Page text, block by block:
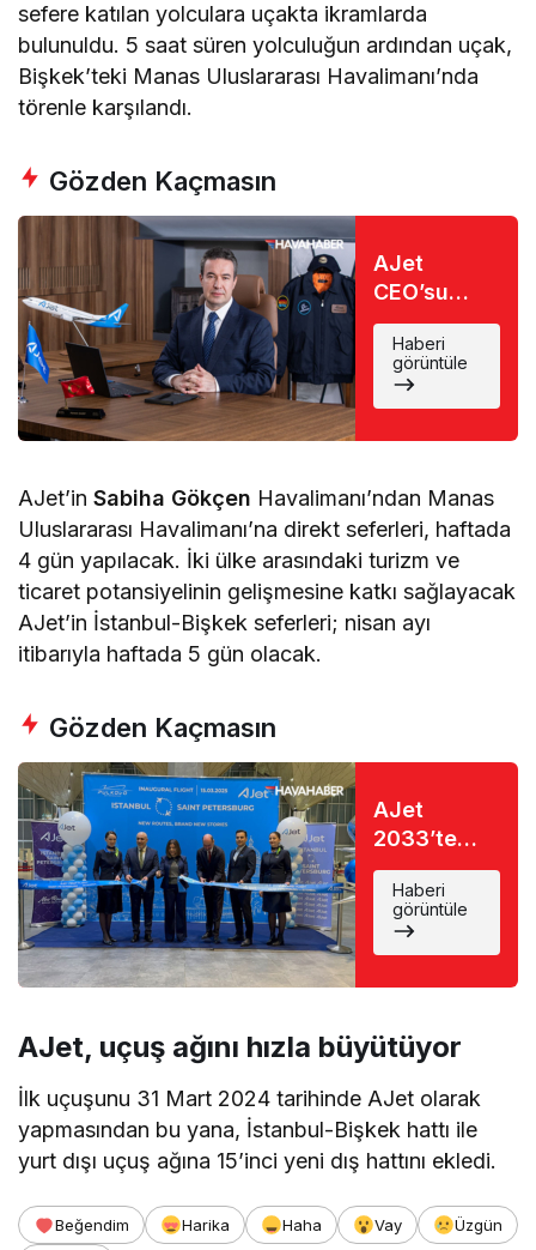
sefere katılan yolculara uçakta ikramlarda
bulunuldu. 5 saat süren yolculuğun ardından uçak,
Bişkek’teki Manas Uluslararası Havalimanı’nda
törenle karşılandı.
Gözden Kaçmasın
AJet
CEO’su
Kerem Sarp
açıkladı:
AJet
2025’te 6,
2026
20 yeni hat
açacak
Haberi
görüntüle
AJet’inSabiha Gökçen Havalimanı’ndan Manas
Uluslararası Havalimanı’na direkt seferleri, haftada
4 gün yapılacak. İki ülke arasındaki turizm ve
ticaret potansiyelinin gelişmesine katkı sağlayacak
AJet’in İstanbul-Bişkek seferleri; nisan ayı
itibarıyla haftada 5 gün olacak.
Gözden Kaçmasın
AJet
2033’te
208 uçaklık
bir filoya
ulaşacak:
Bu yıl 6
yeni hat
açılacak
Haberi
görüntüle
AJet, uçuş ağını hızla büyütüyor
İlk uçuşunu 31 Mart 2024 tarihinde AJet olarak
yapmasından bu yana, İstanbul-Bişkek hattı ile
yurt dışı uçuş ağına 15’inci yeni dış hattını ekledi.
Beğendim Harika Haha Vay Üzgün